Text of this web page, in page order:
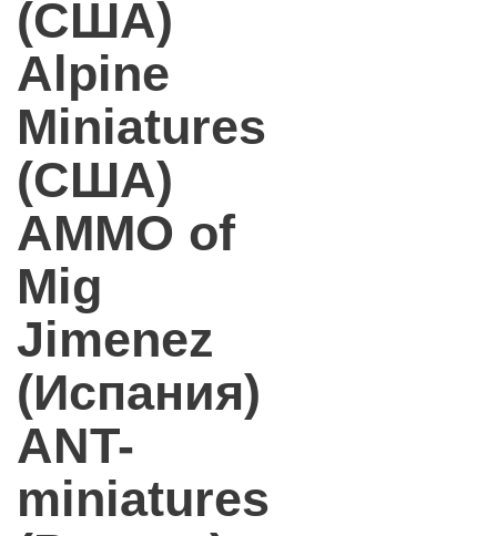
(США)
Alpine
Miniatures
(США)
AMMO of
Mig
Jimenez
(Испания)
ANT-
miniatures